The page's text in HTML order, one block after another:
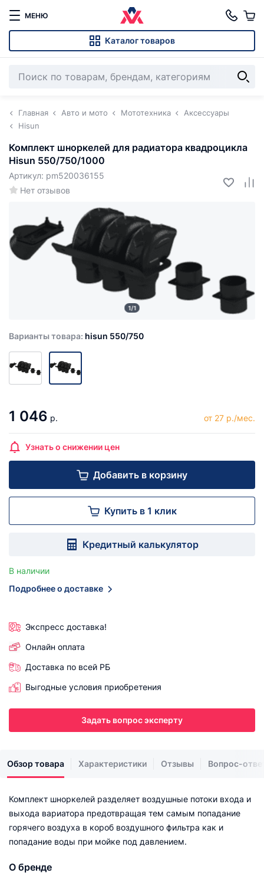
МЕНЮ
Каталог товаров
Главная Авто и мото Мототехника
Аксессуары
Hisun
Комплект шноркелей для радиатора квадроцикла
Hisun 550/750/1000
Нет отзывов
Артикул: pm520036155
1/1
Варианты товара: hisun 550/750
1 046 р. от 27 р./мес.
Узнать о снижении цен
Добавить в корзину
Купить в 1 клик
Кредитный калькулятор
В наличии
Подробнее о доставке
Экспресс доставка!
Онлайн оплата
Доставка по всей РБ
Выгодные условия приобретения
Задать вопрос эксперту
Обзор товара Характеристики Отзывы Вопрос-
Комплект шноркелей разделяет воздушные потоки входа и
выхода вариатора предотвращая тем самым попадание
горячего воздуха в короб воздушного фильтра как и
попадание воды при мойке под давлением.
О бренде